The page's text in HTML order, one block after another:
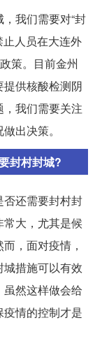
我们需要对“封
止人员在大连外
策。目前金州
供核酸检测阴
我们需要关注
出决策。
封村封城?
还需要封村封
大，尤其是候
，面对疫情，
措施可以有效
然这样做会给
情的控制才是